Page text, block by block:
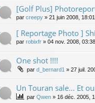
[Golf Plus]
par creepy » 21 juin 2008, 18:01
[ Reportage Photo ]
par robixfr » 04 nov. 2008, 03:38
One shot !!!!
par d_bernard1 » 27 juil.
Un Touran sale... Et
par Qwen » 16 déc. 2005,